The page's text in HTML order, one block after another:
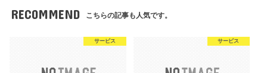
RECOMMEND こちらの記事も人気です。
サービス サービス